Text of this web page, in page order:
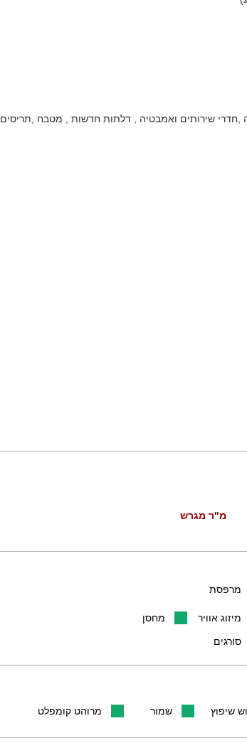
,חדרי שירותים ואמבטיה , דלתות חדשות , מטבח ,תריסים
מ"ר מגרש
מרפסת
מחסן מיזוג אוויר
סורגים
מרוהט קומפלט שמור שיפוץ